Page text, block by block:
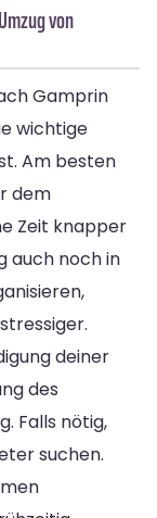
von
Gamprin
wichtige
Am besten
dem
Zeit knapper
auch noch in
deiner
des
Falls nötig,
suchen.